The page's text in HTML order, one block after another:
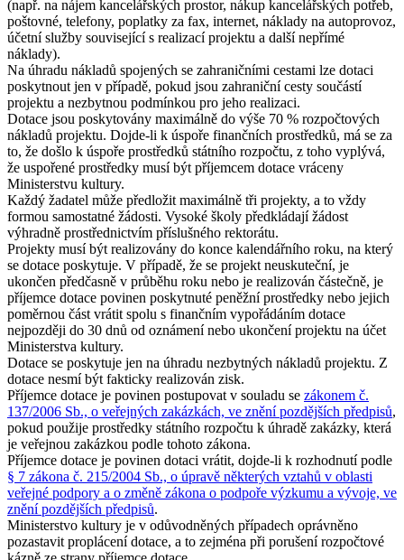
(např. na nájem kancelářských prostor, nákup kancelářských potřeb,
poštovné, telefony, poplatky za fax, internet, náklady na autoprovoz,
účetní služby související s realizací projektu a další nepřímé
náklady).
Na úhradu nákladů spojených se zahraničními cestami lze dotaci
poskytnout jen v případě, pokud jsou zahraniční cesty součástí
projektu a nezbytnou podmínkou pro jeho realizaci.
Dotace jsou poskytovány maximálně do výše 70 % rozpočtových
nákladů projektu. Dojde-li k úspoře finančních prostředků, má se za
to, že došlo k úspoře prostředků státního rozpočtu, z toho vyplývá,
že uspořené prostředky musí být příjemcem dotace vráceny
Ministerstvu kultury.
Každý žadatel může předložit maximálně tři projekty, a to vždy
formou samostatné žádosti. Vysoké školy předkládají žádost
výhradně prostřednictvím příslušného rektorátu.
Projekty musí být realizovány do konce kalendářního roku, na který
se dotace poskytuje. V případě, že se projekt neuskuteční, je
ukončen předčasně v průběhu roku nebo je realizován částečně, je
příjemce dotace povinen poskytnuté peněžní prostředky nebo jejich
poměrnou část vrátit spolu s finančním vypořádáním dotace
nejpozději do 30 dnů od oznámení nebo ukončení projektu na účet
Ministerstva kultury.
Dotace se poskytuje jen na úhradu nezbytných nákladů projektu. Z
dotace nesmí být fakticky realizován zisk.
Příjemce dotace je povinen postupovat v souladu se zákonem č.
137/2006 Sb., o veřejných zakázkách, ve znění pozdějších předpisů,
pokud použije prostředky státního rozpočtu k úhradě zakázky, která
je veřejnou zakázkou podle tohoto zákona.
Příjemce dotace je povinen dotaci vrátit, dojde-li k rozhodnutí podle
§ 7 zákona č. 215/2004 Sb., o úpravě některých vztahů v oblasti
veřejné podpory a o změně zákona o podpoře výzkumu a vývoje, ve
znění pozdějších předpisů.
Ministerstvo kultury je v odůvodněných případech oprávněno
pozastavit proplácení dotace, a to zejména při porušení rozpočtové